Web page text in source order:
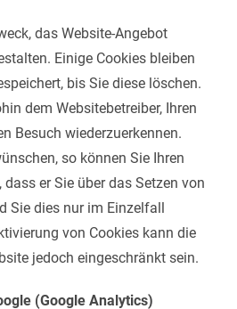
das Website-Angebot
Einige Cookies bleiben
bis Sie diese löschen.
dem Websitebetreiber, Ihren
Besuch wiederzuerkennen.
so können Sie Ihren
er Sie über das Setzen von
Sie dies nur im Einzelfall
von Cookies kann die
jedoch eingeschränkt sein.
(Google Analytics)